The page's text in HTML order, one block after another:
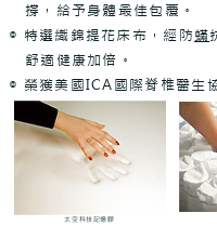
撐，給予身體最佳包覆。
◎ 特選織錦提花床布，經防蟎
舒適健康加倍。
◎ 榮獲美國ICA國際脊椎醫生
太空科技記憶膠